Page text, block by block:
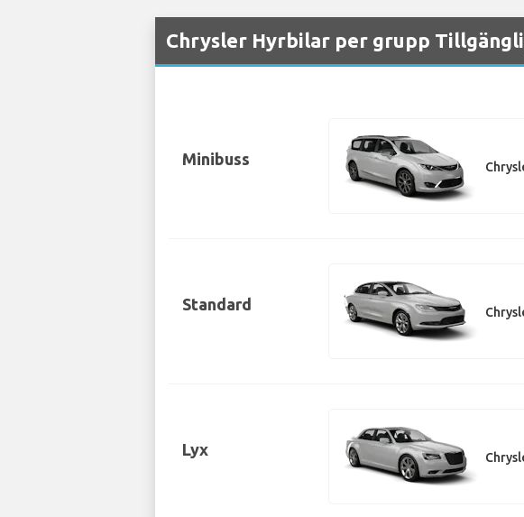
Chrysler Hyrbilar per grupp
Minibuss
Standard
Lyx